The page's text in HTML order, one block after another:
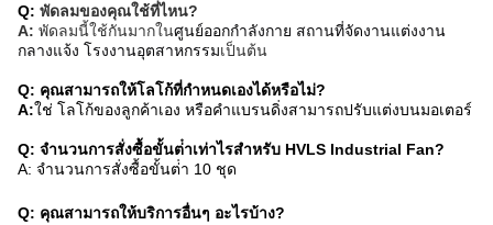
Q: พัดลมของคุณใช้ที่ไหน?
A: พัดลมนี้ใช้กันมากในศูนย์ออกกําลังกาย สถานที่จัดงานแต่งงาน
กลางแจ้ง โรงงานอุตสาหกรรมเป็นต้น
Q: คุณสามารถให้โลโก้ที่กําหนดเองได้หรือไม่?
A:ใช่ โลโก้ของลูกค้าเอง หรือคําแบรนดิ่งสามารถปรับแต่งบนมอเตอร์
Q: จํานวนการสั่งซื้อขั้นต่ําเท่าไรสําหรับ HVLS Industrial Fan?
A: จํานวนการสั่งซื้อขั้นต่ํา 10 ชุด
Q: คุณสามารถให้บริการอื่นๆ อะไรบ้าง?